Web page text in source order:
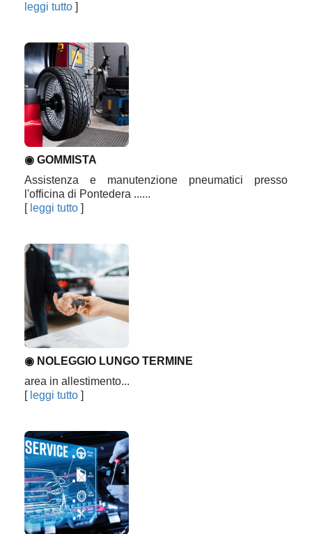
leggi tutto ]
◉ GOMMISTA
Assistenza e manutenzione pneumatici presso
l'officina di Pontedera ......
[ leggi tutto ]
◉ NOLEGGIO LUNGO TERMINE
area in allestimento...
[ leggi tutto ]